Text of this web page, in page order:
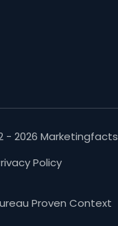
- 2026 Marketingfacts
Policy
Proven Context